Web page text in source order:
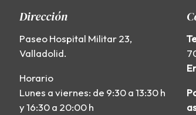
Dirección
Paseo Hospital Militar 23,
Valladolid.
Horario
Lunes a viernes: de 9:30 a 13:30 h
y 16:30 a 20:00 h